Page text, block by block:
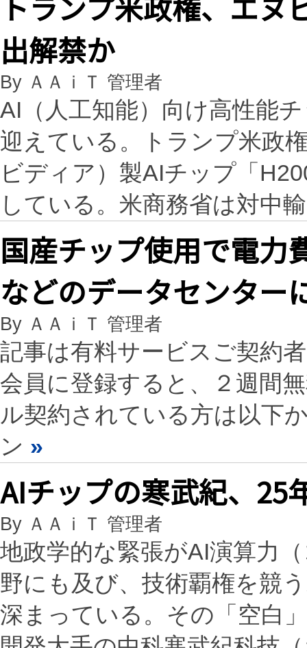
出解禁か
By ＡＡｉＴ 管理者
AI（人工知能）向け高性能
迎えている。トランプ米政
ビディア）製AIチップ「
している。米商務省は対中
国産チップ使用で電
などのデータセンター
By ＡＡｉＴ 管理者
記事は有料サービスご契約
会員に登録すると、２週間
ル契約されている方は以下
ン »
AIチップの寒武紀、25
By ＡＡｉＴ 管理者
地政学的な緊張がAI演算力
野にも及び、技術覇権を競
深まっている。その「空白